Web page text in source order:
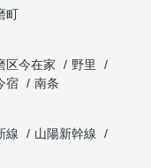
町
区今在家
野里
宿
南条
線
山陽新幹線